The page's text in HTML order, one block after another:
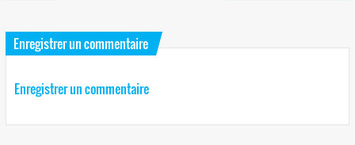
Enregistrer un commentaire
Enregistrer un commentaire